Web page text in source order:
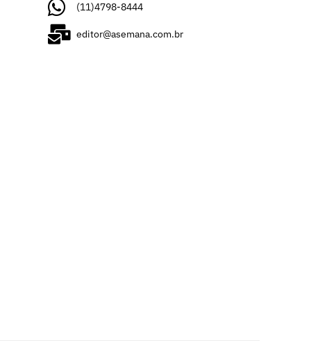
(11)4798-8444
editor@asemana.com.br